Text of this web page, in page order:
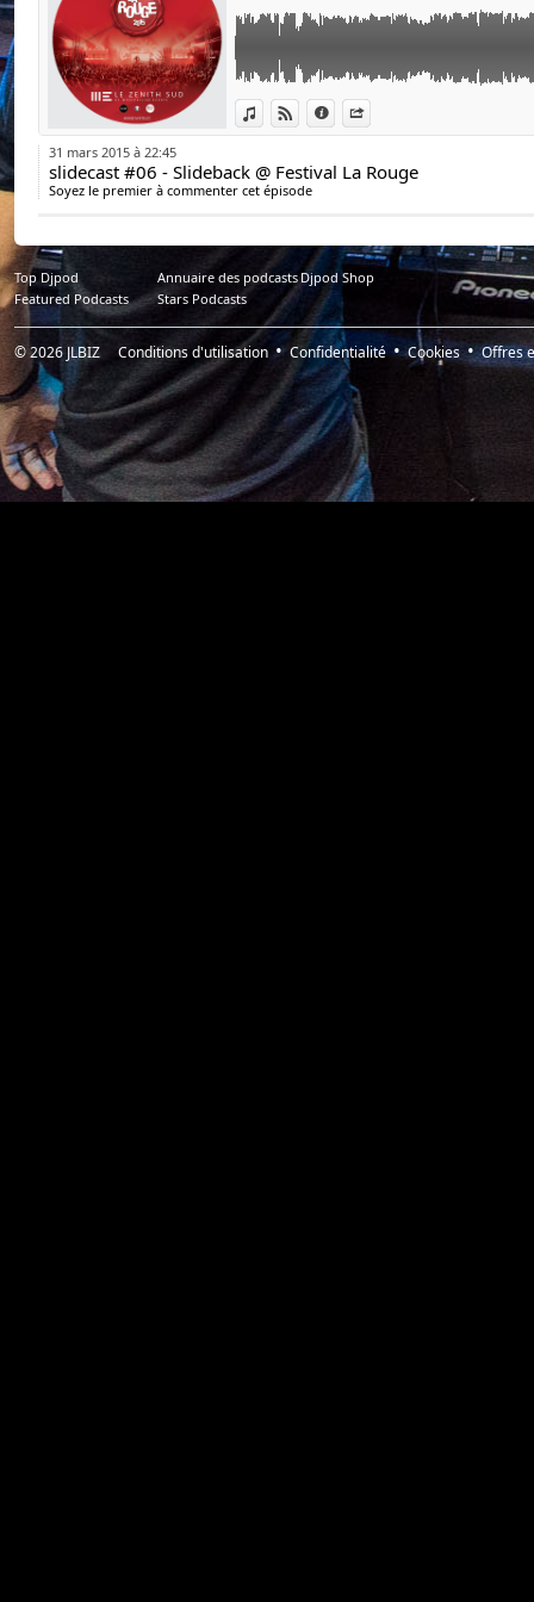
Voir dans iTunes
Voir sur Djpod
Données
07. Slideback & Philippe B - Feel Good
08. Luca Debonaire - Pumpin It Up
10. Slideback & Philippe B - Do it
12. Don Diablo, Ed Sheeran - Don't (Don
13. Disclosure - you & me (ID Remix)
15. The Chainsmokers feat. sirenXX -
16. Funkerman vs Fatboy Slim - Praise
18. Slideback, Crazibiza - Hustlin
31 mars 2015 à 22:45
slidecast #06 - Slideback @ Festival La Rouge
Soyez le premier à commenter cet épisode
Top Djpod Annuaire des podcastsDjpod Shop
Featured Podcasts
Stars Podcasts
© 2026 JLBIZ Conditions d'utilisation Confidentialité Cookies Offres